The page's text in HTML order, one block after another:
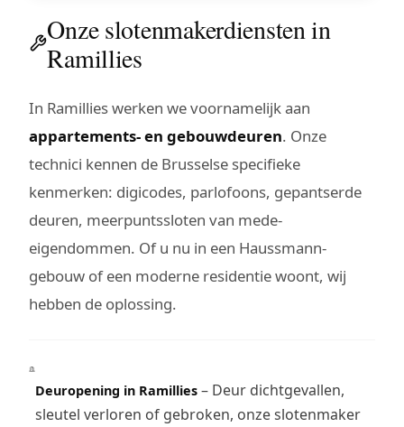
Onze slotenmakerdiensten in
Ramillies
In Ramillies werken we voornamelijk aan
appartements- en gebouwdeuren. Onze
technici kennen de Brusselse specifieke
kenmerken: digicodes, parlofoons, gepantserde
deuren, meerpuntssloten van mede-
eigendommen. Of u nu in een Haussmann-
gebouw of een moderne residentie woont, wij
hebben de oplossing.
Deuropening in Ramillies– Deur dichtgevallen,
sleutel verloren of gebroken, onze slotenmaker